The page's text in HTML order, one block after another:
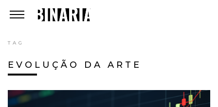
TAG
EVOLUÇÃO DA ARTE